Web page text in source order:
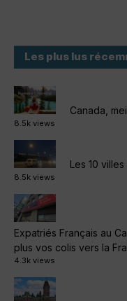
Les plus lus
Canada,
8.5k views
Les 10
8.5k views
Expatriés Français au
plus vos colis vers la
4.3k views